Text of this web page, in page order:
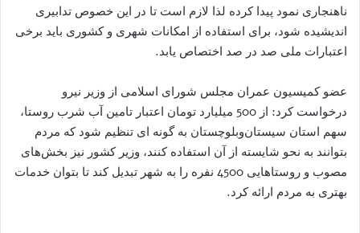
ناهنجاری نمود پیدا کرده لذا لازم است تا در این خصوص تدابیری
اندیشیده شود، برای استفاده از امکانات شهری و کشوری باید برخی
اعتبارات ملی صد در صد اختصاص یابد.
عضو کمیسیون عمران مجلس شورای اسلامی از وزیر نیرو
درخواست کرد: از 500 میلیارد تومان اعتبار تامین آب شرب روستا،
سهم استان سیستان‌و‌بلوچستان به گونه ای تنظیم شود که مردم
بتوانند به نحو شایسته از آن استفاده کنند، وزیر کشور نیز بخش‌های
مصوب و روستاهایی 4500 نفره را به شهر تبدیل کند تا بتوان خدمات
بهتری به مردم ارائه کرد.